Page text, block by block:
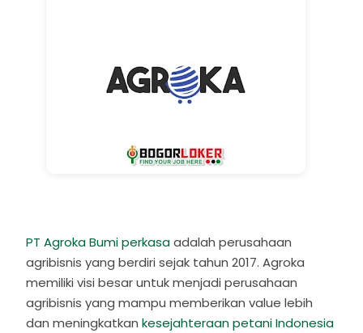
PT Agroka Bumi perkasaadalah perusahaan
agribisnis yang berdiri sejak tahun 2017. Agroka
memiliki visi besar untuk menjadi perusahaan
agribisnis yang mampu memberikan value lebih
dan meningkatkankesejahteraan petani Indonesia